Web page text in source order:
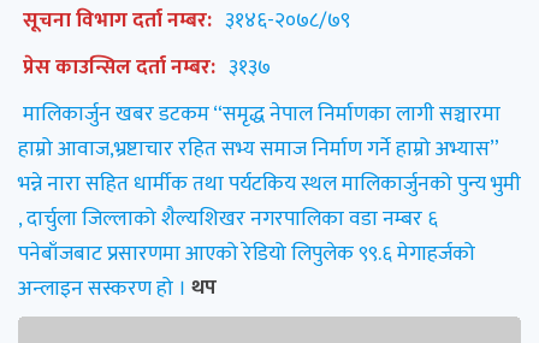
सूचना विभाग दर्ता नम्बर: ३१४६-२०७८/७९
प्रेस काउन्सिल दर्ता नम्बर: ३१३७
मालिकार्जुन खबर डटकम “समृद्ध नेपाल निर्माणका लागी सञ्चारमा
हाम्रो आवाज,भ्रष्टाचार रहित सभ्य समाज निर्माण गर्ने हाम्रो अभ्यास”
भन्ने नारा सहित धार्मीक तथा पर्यटकिय स्थल मालिकार्जुनको पुन्य भुमी
, दार्चुला जिल्लाको शैल्यशिखर नगरपालिका वडा नम्बर ६
पनेबाँजबाट प्रसारणमा आएको रेडियो लिपुलेक ९९.६ मेगाहर्जको
अन्लाइन सस्करण हो । थप